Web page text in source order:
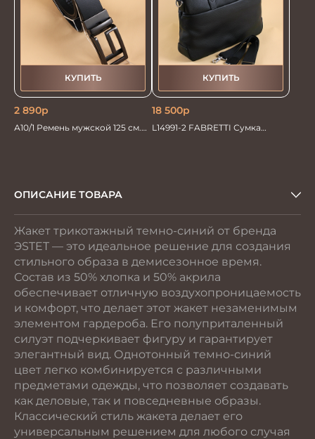
КУПИТЬ
2 890р
А10/1 Ремень мужской 125 см.
КУПИТЬ
18 500р
L14991-2 FABRETTI Сумка
ОПИСАНИЕ ТОВАРА
Жакет трикотажный темно-синий от бренда
ЭSTET — это идеальное решение для создания
стильного образа в демисезонное время.
Состав из 50% хлопка и 50% акрила
обеспечивает отличную воздухопроницаемость
и комфорт, что делает этот жакет незаменимым
элементом гардероба. Его полуприталенный
силуэт подчеркивает фигуру и гарантирует
элегантный вид. Однотонный темно-синий
цвет легко комбинируется с различными
предметами одежды, что позволяет создавать
как деловые, так и повседневные образы.
Классический стиль жакета делает его
универсальным решением для любого случая